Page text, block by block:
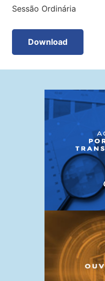
Sessão Ordinária
Download